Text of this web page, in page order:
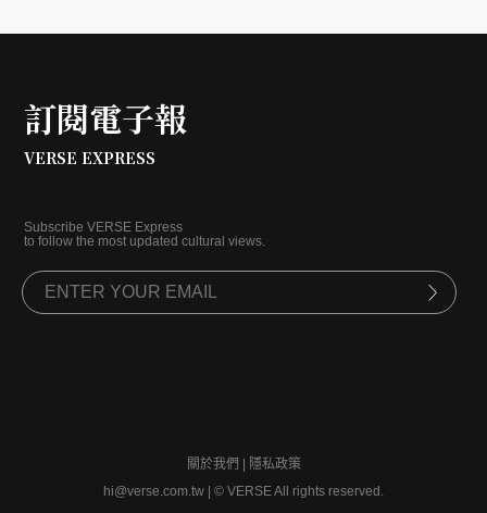
訂閱電子報
VERSE EXPRESS
Subscribe VERSE Express
to follow the most updated cultural views.
關於我們
隱私政策
hi@verse.com.tw
© VERSE All rights reserved.